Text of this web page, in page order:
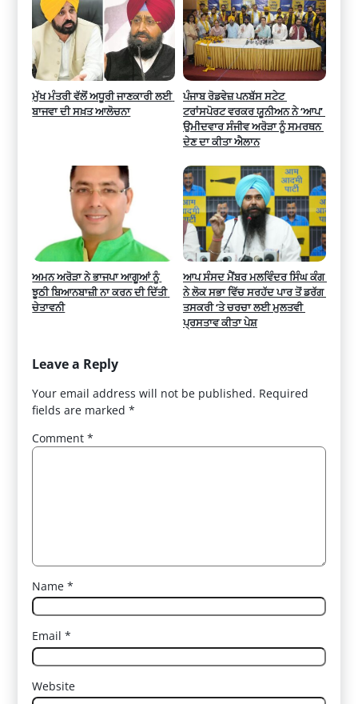
ਮੁੱਖ ਮੰਤਰੀ ਵੱਲੋਂ ਅਧੂਰੀ ਜਾਣਕਾਰੀ ਲਈ
ਬਾਜਵਾ ਦੀ ਸਖ਼ਤ ਆਲੋਚਨਾ
ਪੰਜਾਬ ਰੋਡਵੇਜ਼ ਪਨਬੱਸ ਸਟੇਟ
ਟਰਾਂਸਪੋਰਟ ਵਰਕਰ ਯੂਨੀਅਨ ਨੇ ‘ਆਪ’
ਉਮੀਦਵਾਰ ਸੰਜੀਵ ਅਰੋੜਾ ਨੂੰ ਸਮਰਥਨ
ਦੇਣ ਦਾ ਕੀਤਾ ਐਲਾਨ
ਅਮਨ ਅਰੋੜਾ ਨੇ ਭਾਜਪਾ ਆਗੂਆਂ ਨੂੰ
ਝੂਠੀ ਬਿਆਨਬਾਜ਼ੀ ਨਾ ਕਰਨ ਦੀ ਦਿੱਤੀ
ਚੇਤਾਵਨੀ
ਆਪ ਸੰਸਦ ਮੈਂਬਰ ਮਲਵਿੰਦਰ ਸਿੰਘ ਕੰਗ
ਨੇ ਲੋਕ ਸਭਾ ਵਿੱਚ ਸਰਹੱਦ ਪਾਰ ਤੋਂ ਡਰੱਗ
ਤਸਕਰੀ ‘ਤੇ ਚਰਚਾ ਲਈ ਮੁਲਤਵੀ
ਪ੍ਰਸਤਾਵ ਕੀਤਾ ਪੇਸ਼
Leave a Reply
Your email address will not be published. Required
fields are marked*
Comment*
Name*
Email*
Website